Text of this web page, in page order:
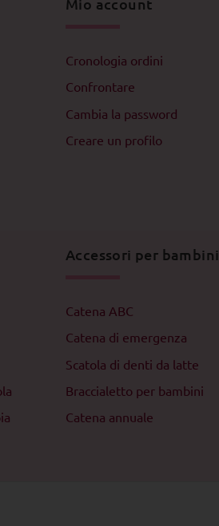
Cronologia ordini
Confrontare
Cambia la password
Creare un profilo
Accessori per bambini
Catena ABC
Catena di emergenza
Scatola di denti da latte
Braccialetto per bambini
Catena annuale